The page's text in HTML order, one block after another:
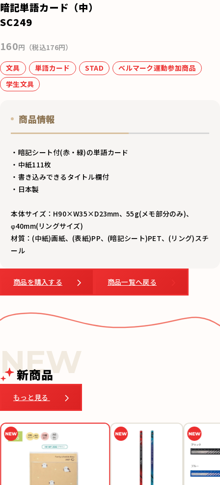
k
暗記単語カード（中）
SC249
160円（税込176円）
文具 単語カード STAD
ベルマーク運動参加商品
学生文具
商品情報
・暗記シート付(赤・緑)の単語カード
・中紙111枚
・書き込みできるタイトル欄付
・日本製
本体サイズ：H90×W35×D23mm、55g(メモ部分のみ)、
φ40mm(リングサイズ)
材質：(中紙)画紙、(表紙)PP、(暗記シート)PET、(リング)スチ
ール
商品を購入する 商品一覧へ戻る
新商品
もっと見る